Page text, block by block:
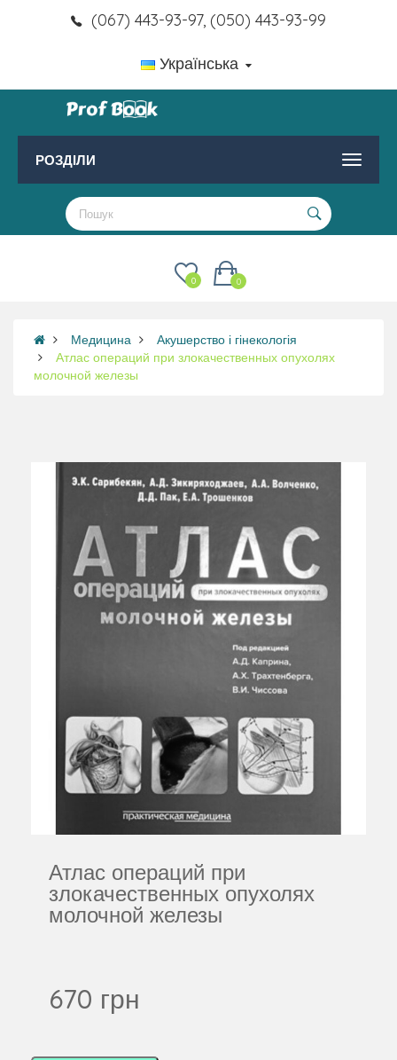
(067) 443-93-97, (050) 443-93-99
Українська
РОЗДІЛИ
0
0
Медицина
Акушерство і гінекологія
Атлас операций при злокачественных опухолях
молочной железы
Атлас операций при
злокачественных опухолях
молочной железы
670 грн